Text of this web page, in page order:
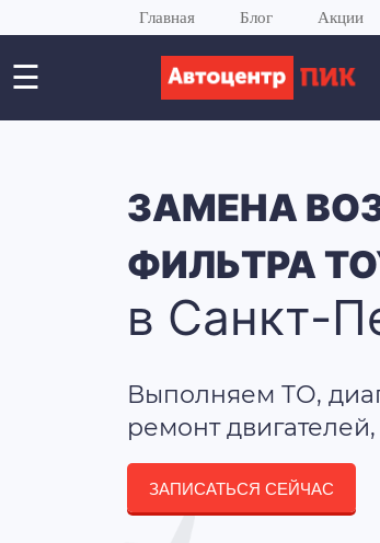
Главная Блог Акции
☰
ЗАМЕНА
ФИЛЬТРА
в Санкт-
Выполняем ТО,
ремонт
ЗАПИСАТЬСЯ СЕЙЧАС